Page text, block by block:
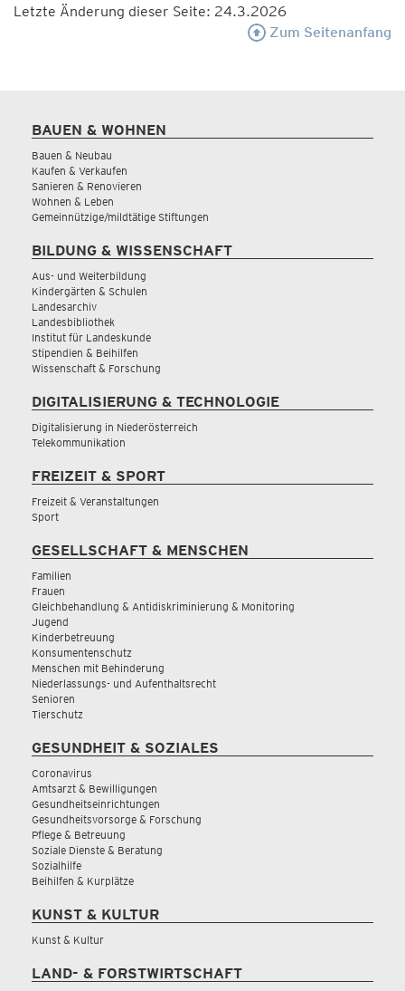
Letzte Änderung dieser Seite: 24.3.2026
Zum Seitenanfang
BAUEN & WOHNEN
Bauen & Neubau
Kaufen & Verkaufen
Sanieren & Renovieren
Wohnen & Leben
Gemeinnützige/mildtätige Stiftungen
BILDUNG & WISSENSCHAFT
Aus- und Weiterbildung
Kindergärten & Schulen
Landesarchiv
Landesbibliothek
Institut für Landeskunde
Stipendien & Beihilfen
Wissenschaft & Forschung
DIGITALISIERUNG & TECHNOLOGIE
Digitalisierung in Niederösterreich
Telekommunikation
FREIZEIT & SPORT
Freizeit & Veranstaltungen
Sport
GESELLSCHAFT & MENSCHEN
Familien
Frauen
Gleichbehandlung & Antidiskriminierung & Monitoring
Jugend
Kinderbetreuung
Konsumentenschutz
Menschen mit Behinderung
Niederlassungs- und Aufenthaltsrecht
Senioren
Tierschutz
GESUNDHEIT & SOZIALES
Coronavirus
Amtsarzt & Bewilligungen
Gesundheitseinrichtungen
Gesundheitsvorsorge & Forschung
Pflege & Betreuung
Soziale Dienste & Beratung
Sozialhilfe
Beihilfen & Kurplätze
KUNST & KULTUR
Kunst & Kultur
LAND- & FORSTWIRTSCHAFT